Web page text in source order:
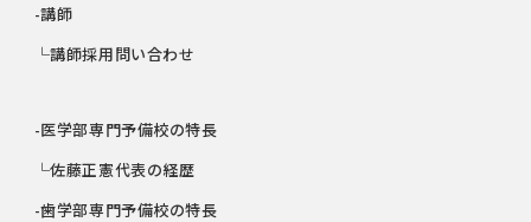
-講師
└講師採用問い合わせ
-医学部専門予備校の特長
└佐藤正憲代表の経歴
-歯学部専門予備校の特長